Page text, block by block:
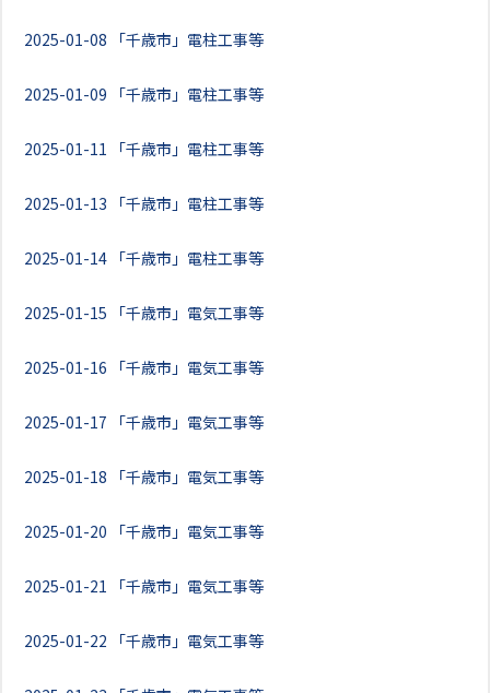
2025-01-08 「千歳市」電柱工事等
2025-01-09 「千歳市」電柱工事等
2025-01-11 「千歳市」電柱工事等
2025-01-13 「千歳市」電柱工事等
2025-01-14 「千歳市」電柱工事等
2025-01-15 「千歳市」電気工事等
2025-01-16 「千歳市」電気工事等
2025-01-17 「千歳市」電気工事等
2025-01-18 「千歳市」電気工事等
2025-01-20 「千歳市」電気工事等
2025-01-21 「千歳市」電気工事等
2025-01-22 「千歳市」電気工事等